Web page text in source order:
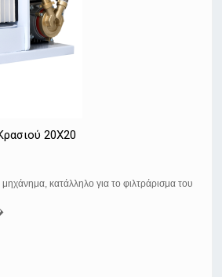
20X20
μηχάνημα, κατάλληλο για το φιλτράρισμα του